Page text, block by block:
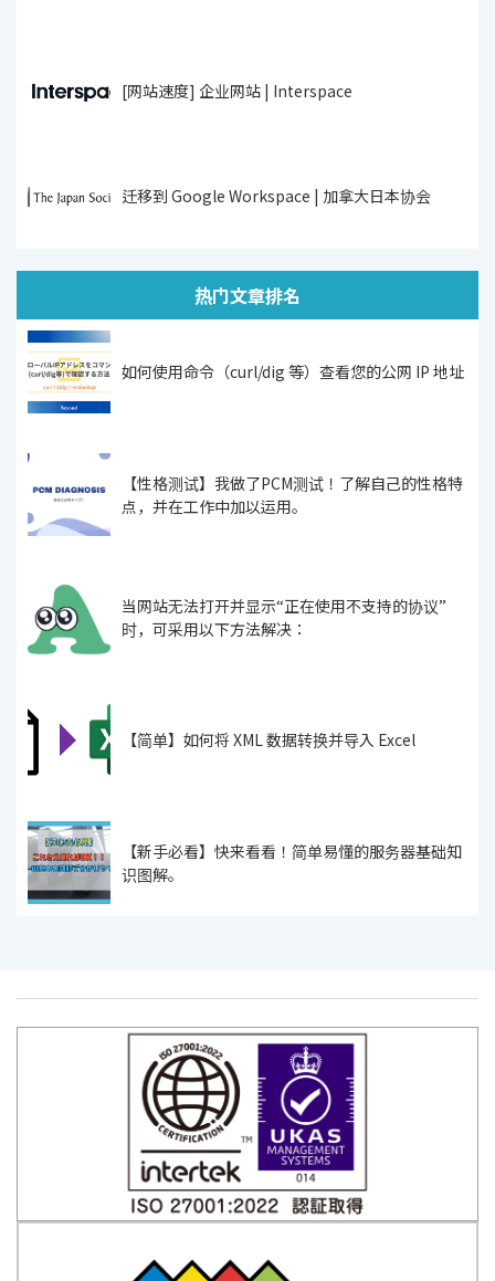
[网站速度] 企业网站 | Interspace
迁移到 Google Workspace | 加拿大日本协会
热门文章排名
如何使用命令（curl/dig 等）查看您的公网 IP 地址
【性格测试】我做了PCM测试！了解自己的性格特
点，并在工作中加以运用。
当网站无法打开并显示“正在使用不支持的协议”
时，可采用以下方法解决：
【简单】如何将 XML 数据转换并导入 Excel
【新手必看】快来看看！简单易懂的服务器基础知
识图解。